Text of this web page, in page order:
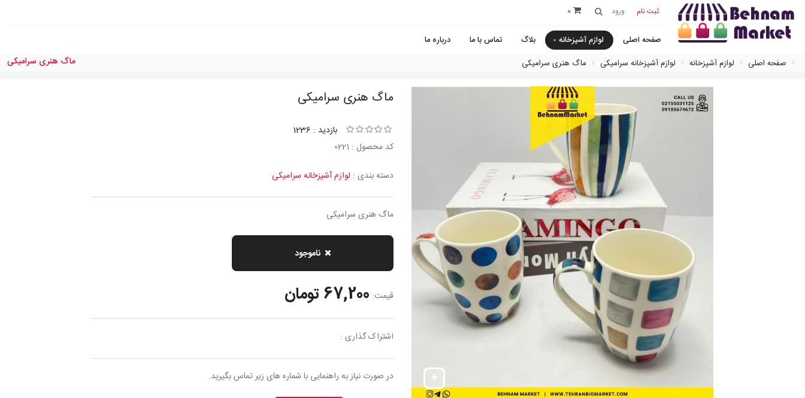
ثبت نام ورود 0
صفحه اصلی لوازم آشپزخانه بلاگ تماس با ما
درباره ما
صفحه اصلی
لوازم آشپزخانه لوازم آشپزخانه سرامیکی ماگ هنری سرامیکی ماگ هنری سرامیکی
ماگ هنری سرامیکی
بازدید : 1236
کد محصول : 0221
دسته بندی : لوازم آشپزخانه سرامیکی
ماگ هنری سرامیکی
ناموجود
قیمت: 67,200 تومان
اشتراک گذاری :
در صورت نیاز به راهنمایی با شماره های زیر تماس بگیرید.